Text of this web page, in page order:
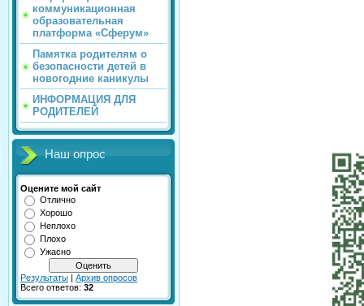
коммуникационная
образовательная
платформа «Сферум»
Памятка родителям о
безопасности детей в
новогодние каникулы
ИНФОРМАЦИЯ ДЛЯ
РОДИТЕЛЕЙ
Наш опрос
Оцените мой сайт
Отлично
Хорошо
Неплохо
Плохо
Ужасно
Результаты | Архив опросов
Всего ответов: 32